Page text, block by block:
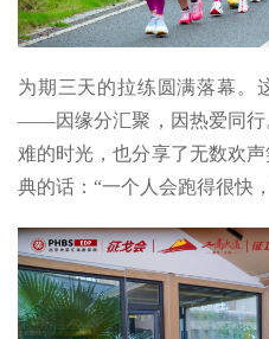
为期三天的拉练圆满落幕。
——因缘分汇聚，因热爱同行
难的时光，也分享了无数欢
典的话：“一个人会跑得很快